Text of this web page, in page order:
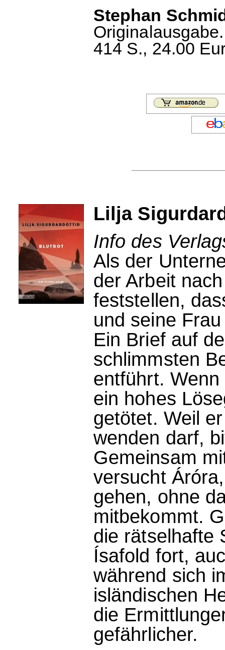
Stephan
414 S., 24.00
Lilja
Info des
Als der
der Arbeit
feststellen,
und seine
Ein Brief auf
schlimmsten
entführt.
ein hohes
getötet. Weil
wenden darf,
Gemeinsam
versucht
gehen, ohne
mitbekommt.
die rätselhafte
Ísafold fort,
während sich
isländischen
die
gefährlicher.